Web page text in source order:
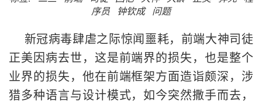
序员
钟钦成 问题
新冠病毒肆虐之际惊闻噩耗，前端大神司徒
正美因病去世，这是前端界的损失，也是整个
业界的损失，他在前端框架方面造诣颇深，涉
猎多种语言与设计模式，如今突然撒手而去，